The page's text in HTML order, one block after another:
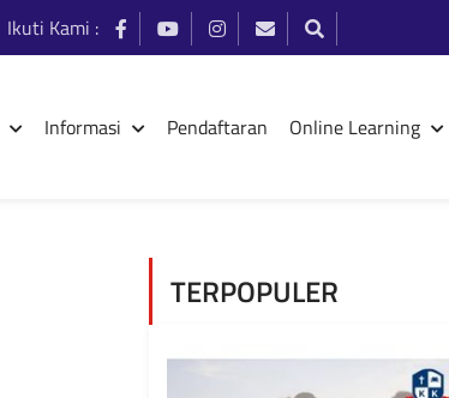
Ikuti Kami :
Informasi Pendaftaran Online Learning
TERPOPULER